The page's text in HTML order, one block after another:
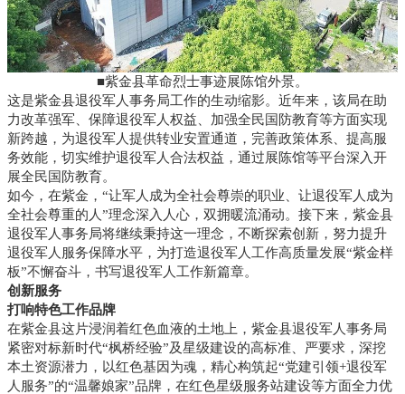
■紫金县革命烈士事迹展陈馆外景。
这是紫金县退役军人事务局工作的生动缩影。近年来，该局在助
力改革强军、保障退役军人权益、加强全民国防教育等方面实现
新跨越，为退役军人提供转业安置通道，完善政策体系、提高服
务效能，切实维护退役军人合法权益，通过展陈馆等平台深入开
展全民国防教育。
如今，在紫金，“让军人成为全社会尊崇的职业、让退役军人成为
全社会尊重的人”理念深入人心，双拥暖流涌动。接下来，紫金县
退役军人事务局将继续秉持这一理念，不断探索创新，努力提升
退役军人服务保障水平，为打造退役军人工作高质量发展“紫金样
板”不懈奋斗，书写退役军人工作新篇章。
创新服务
打响特色工作品牌
在紫金县这片浸润着红色血液的土地上，紫金县退役军人事务局
紧密对标新时代“枫桥经验”及星级建设的高标准、严要求，深挖
本土资源潜力，以红色基因为魂，精心构筑起“党建引领+退役军
人服务”的“温馨娘家”品牌，在红色星级服务站建设等方面全力优